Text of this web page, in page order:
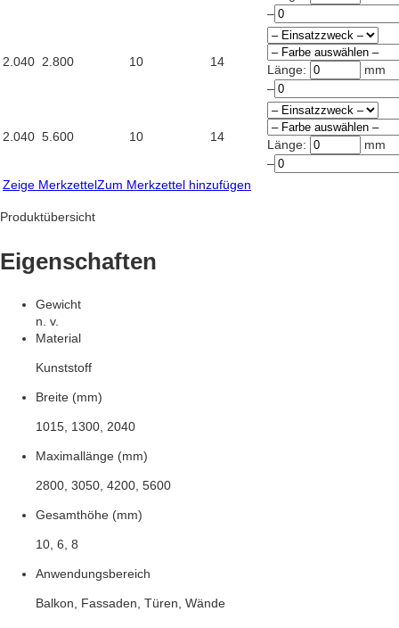
–
2.040 2.800 10 14
Länge:
mm
–
2.040 5.600 10 14
Länge:
mm
–
Zeige MerkzettelZum Merkzettel hinzufügen
Produktübersicht
Eigenschaften
Gewicht
n. v.
Material
Kunststoff
Breite (mm)
1015, 1300, 2040
Maximallänge (mm)
2800, 3050, 4200, 5600
Gesamthöhe (mm)
10, 6, 8
Anwendungsbereich
Balkon, Fassaden, Türen, Wände